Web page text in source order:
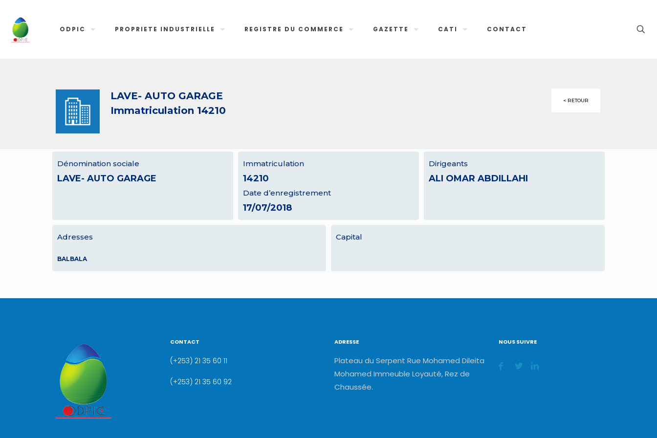
ODPIC PROPRIETE INDUSTRIELLE REGISTRE DU COMMERCE GAZETTE CATI CONTACT
LAVE- AUTO GARAGE
Immatriculation 14210
< RETOUR
Dénomination sociale
LAVE- AUTO GARAGE
Immatriculation
14210
Date d’enregistrement
17/07/2018
Dirigeants
ALI OMAR ABDILLAHI
Adresses
BALBALA
Capital
CONTACT
(+253) 21 35 60 11
(+253) 21 35 60 92
ADRESSE
Plateau du Serpent Rue Mohamed Dileita
Mohamed Immeuble Loyauté, Rez de
Chaussée.
NOUS SUIVRE